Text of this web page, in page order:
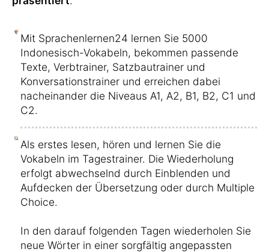
Mit Sprachenlernen24 lernen Sie 5000
Indonesisch-Vokabeln, bekommen passende
Texte, Verbtrainer, Satzbautrainer und
Konversationstrainer und erreichen dabei
nacheinander die Niveaus A1, A2, B1, B2, C1 und
C2.
Als erstes lesen, hören und lernen Sie die
Vokabeln im Tagestrainer. Die Wiederholung
erfolgt abwechselnd durch Einblenden und
Aufdecken der Übersetzung oder durch Multiple
Choice.
In den darauf folgenden Tagen wiederholen Sie
neue Wörter in einer sorgfältig angepassten